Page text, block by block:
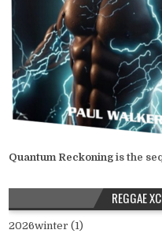
Quantum Reckoning is the
REGGAE
2026winter (1)